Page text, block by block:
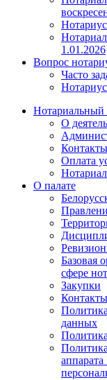
1.01.2026
Вопрос
Часто
Нотариальный
О
Контакты
Оплата
О палате
Базовая
сфере
Закупки
Контакты
данных